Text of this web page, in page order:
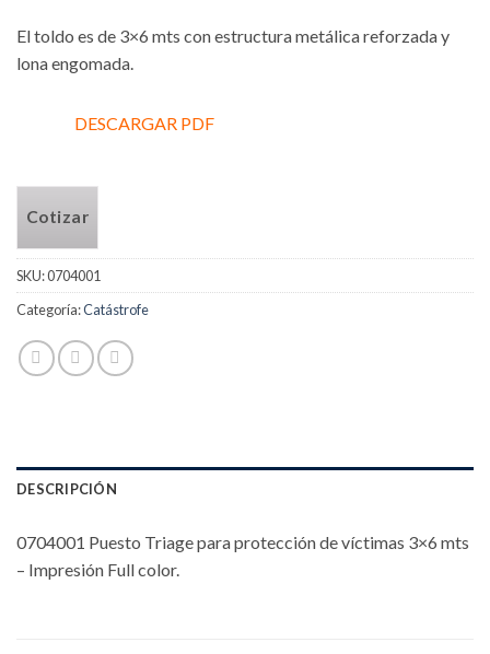
El toldo es de 3×6 mts con estructura metálica reforzada y
lona engomada.
DESCARGAR PDF
Cotizar
SKU:0704001
Categoría:Catástrofe
DESCRIPCIÓN
0704001 Puesto Triage para protección de víctimas 3×6 mts
– Impresión Full color.